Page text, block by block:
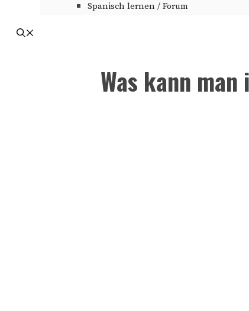
Spanisch lernen / Forum
Was kann